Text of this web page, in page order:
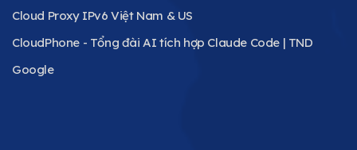
Cloud Proxy IPv6 Việt Nam & US
CloudPhone - Tổng đài AI tích hợp Claude Code | TND
Google